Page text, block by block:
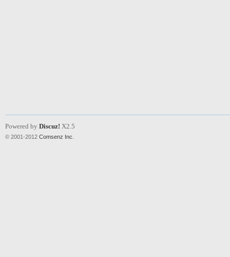
Powered by Discuz! X2.5
© 2001-2012 Comsenz Inc.